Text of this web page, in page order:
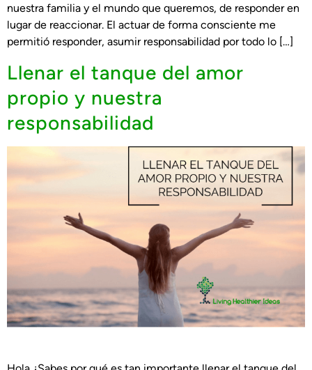
nuestra familia y el mundo que queremos, de responder en
lugar de reaccionar. El actuar de forma consciente me
permitió responder, asumir responsabilidad por todo lo […]
Llenar el tanque del amor
propio y nuestra
responsabilidad